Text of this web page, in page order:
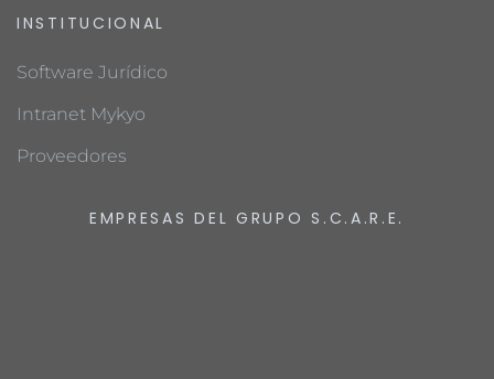
INSTITUCIONAL
Software Jurídico
Intranet Mykyo
Proveedores
EMPRESAS DEL GRUPO S.C.A.R.E.